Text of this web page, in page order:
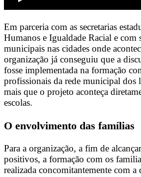
Em parceria com as secretarias
Humanos e Igualdade Racial e com
municipais nas cidades onde
organização já conseguiu que a
fosse implementada na formação
profissionais da rede municipal dos
mais que o projeto aconteça
escolas.
O envolvimento das famílias
Para a organização, a fim de
positivos, a formação com os
realizada concomitantemente com a